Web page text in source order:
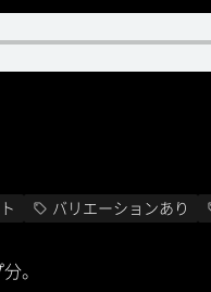
バリエーションあり
。